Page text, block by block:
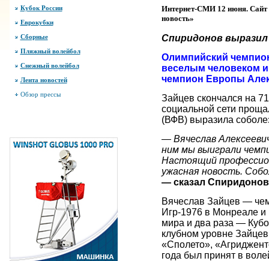
Кубок России
Еврокубки
Сборные
Пляжный волейбол
Снежный волейбол
Лента новостей
Обзор прессы
Интернет-СМИ 12 июня. Сайт
новость»
Спиридонов выразил
Олимпийский
веселым человеком
чемпион Европы
Зайцев скончался на
социальной сети
(ВФВ) выразила
— Вячеслав
ним мы выиграли
Настоящий
ужасная новость.
— сказал Спиридонов
Вячеслав Зайцев —
Игр‑1976 в Монреале
мира и два раза —
клубном уровне
«Сполето»,
года был принят в